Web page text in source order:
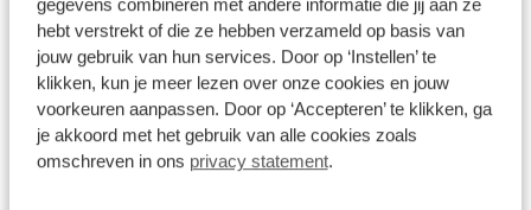
hebt verstrekt of die ze hebben verzameld op basis van
jouw gebruik van hun services. Door op ‘Instellen’ te
klikken, kun je meer lezen over onze cookies en jouw
voorkeuren aanpassen. Door op ‘Accepteren’ te klikken, ga
je akkoord met het gebruik van alle cookies zoals
omschreven in ons privacy statement.
9,0175 reviews
5 139 reviews
4